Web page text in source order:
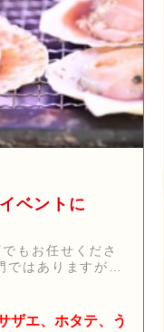
ベントに
もお任せくださ
ではありますが、
ザエ、ホタテ、う